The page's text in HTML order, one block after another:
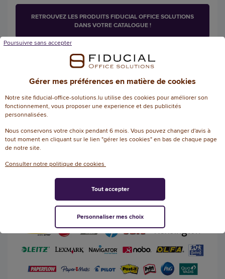
RETROUVEZ LES PRODUITS FIDUCIAL OFFICE SOLUTIONS
DANS VOTRE CATALOGUE !
Les produits phares de nos partenaires
Ne perdez plus de temps à faire vos emplettes en
multipliant vos interlocuteurs : tous les produits les
Office Solutions, vous n'avez qu'une seule livraison et
Gérer mes préférences en matière de cookies
Notre site fiducial-office-solutions.lu utilise des cookies pour améliorer son
fonctionnement, vous proposer une experience et des publicités
personnalisées.
Nous conservons votre choix pendant 6 mois. Vous pouvez changer d'avis à
tout moment en cliquant sur le lien "gérer les cookies" en bas de chaque page
de notre site.
Consulter notre politique de cookies
Poursuivre sans accepter
Personnaliser mes choix
Tout accepter